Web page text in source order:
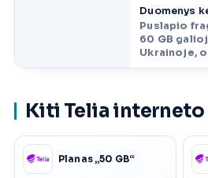
Duomenys
Puslapio
60 GB
Ukrainoje,
Kiti Telia interneto
Planas „50 GB“